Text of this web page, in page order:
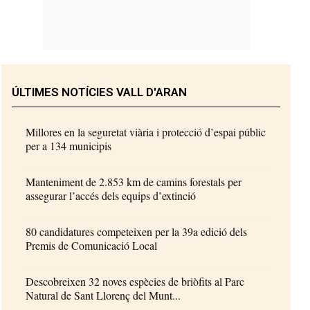
ÚLTIMES NOTÍCIES VALL D'ARAN
Millores en la seguretat viària i protecció d’espai públic
per a 134 municipis
Manteniment de 2.853 km de camins forestals per
assegurar l’accés dels equips d’extinció
80 candidatures competeixen per la 39a edició dels
Premis de Comunicació Local
Descobreixen 32 noves espècies de briòfits al Parc
Natural de Sant Llorenç del Munt...